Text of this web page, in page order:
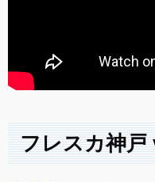
フレスカ神戸